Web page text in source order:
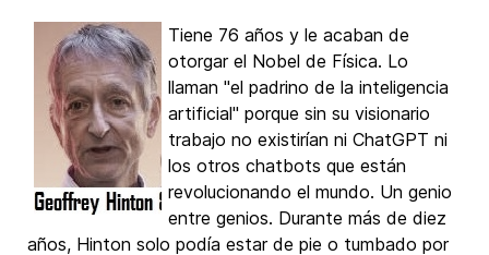
Tiene 76 años y le acaban de
otorgar el Nobel de Física. Lo
llaman "el padrino de la inteligencia
artificial" porque sin su visionario
trabajo no existirían ni ChatGPT ni
los otros chatbots que están
revolucionando el mundo. Un genio
entre genios. Durante más de diez
años, Hinton solo podía estar de pie o tumbado por